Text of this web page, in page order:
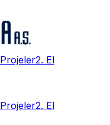
Projeler2. El
Projeler2. El